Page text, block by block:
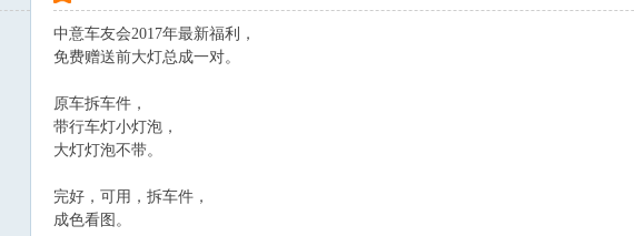
中意车友会2017年最新福利，
免费赠送前大灯总成一对。
原车拆车件，
带行车灯小灯泡，
大灯灯泡不带。
完好，可用，拆车件，
成色看图。